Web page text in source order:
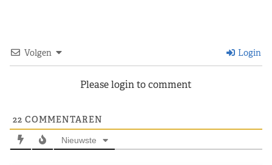
Volgen Login
Please login to comment
22 COMMENTAREN
Nieuwste